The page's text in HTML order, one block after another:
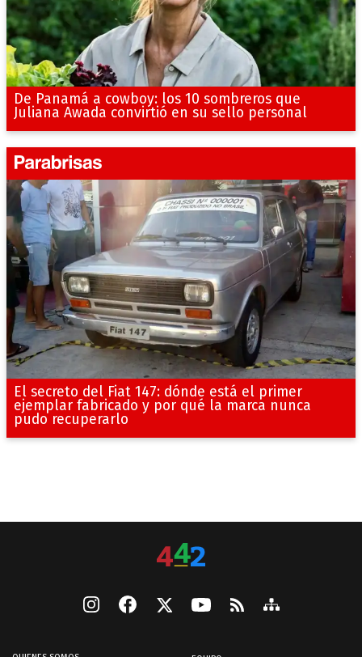
De Panamá a cowboy: los 10 sombreros que
Juliana Awada convirtió en su sello personal
El secreto del Fiat 147: dónde está el primer
ejemplar fabricado y por qué la marca nunca
pudo recuperarlo